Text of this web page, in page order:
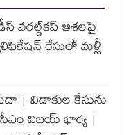
వరల్డ్‌కప్ ఆశలపై
రేసులో మళ్లీ
| విడాకుల కేసును
సీఎం విజయ్ భార్య |